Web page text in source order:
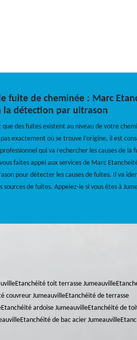
fuite de cheminée : Marc
la détection par ultrason
que des fuites existent au niveau de votre
exactement où se trouve l’origine, il est
professionnel qui va rechercher les causes de la
faites appel aux services de Marc
pour détecter les causes de fuites. Il va
sources de fuites. Appelez-le si vous êtes à
Etanchéité toit terrasse Jumeauville
couvreur JumeauvilleEtanchéité de terrasse
Etanchéité ardoise JumeauvilleEtanchéité de
Etanchéité de bac acier Jumeauville